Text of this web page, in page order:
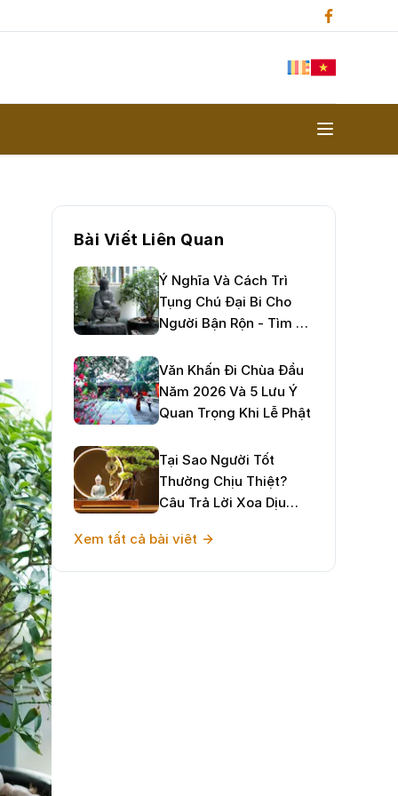
Bài Viết Liên Quan
Ý Nghĩa Và Cách Trì
Tụng Chú Đại Bi Cho
Người Bận Rộn - Tìm An
Văn Khấn Đi Chùa Đầu
Năm 2026 Và 5 Lưu Ý
Quan Trọng Khi Lễ Phật
Tại Sao Người Tốt
Thường Chịu Thiệt?
Câu Trả Lời Xoa Dịu
Hướng Sống Hạnh Phúc
Xem tất cả bài viêt